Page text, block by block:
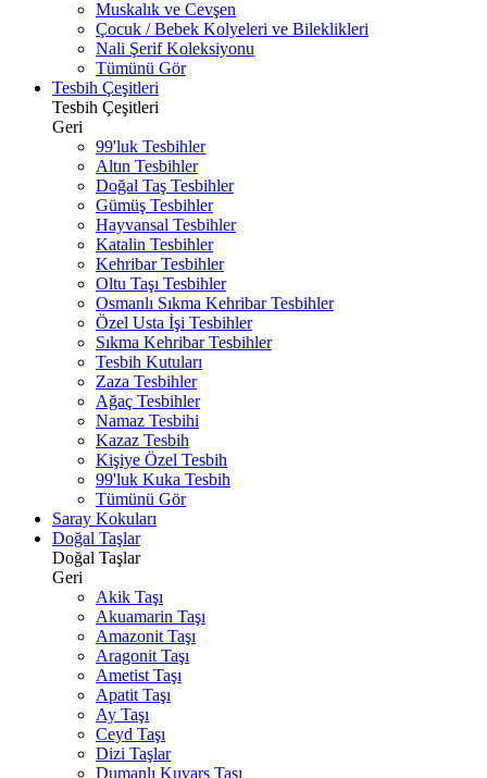
Muskalık ve Cevşen
Çocuk / Bebek Kolyeleri ve Bileklikleri
Nali Şerif Koleksiyonu
Tümünü Gör
Tesbih Çeşitleri
Tesbih Çeşitleri
Geri
99'luk Tesbihler
Altın Tesbihler
Doğal Taş Tesbihler
Gümüş Tesbihler
Hayvansal Tesbihler
Katalin Tesbihler
Kehribar Tesbihler
Oltu Taşı Tesbihler
Osmanlı Sıkma Kehribar Tesbihler
Özel Usta İşi Tesbihler
Sıkma Kehribar Tesbihler
Tesbih Kutuları
Zaza Tesbihler
Ağaç Tesbihler
Namaz Tesbihi
Kazaz Tesbih
Kişiye Özel Tesbih
99'luk Kuka Tesbih
Tümünü Gör
Saray Kokuları
Doğal Taşlar
Doğal Taşlar
Geri
Akik Taşı
Akuamarin Taşı
Amazonit Taşı
Aragonit Taşı
Ametist Taşı
Apatit Taşı
Ay Taşı
Ceyd Taşı
Dizi Taşlar
Dumanlı Kuvars Taşı